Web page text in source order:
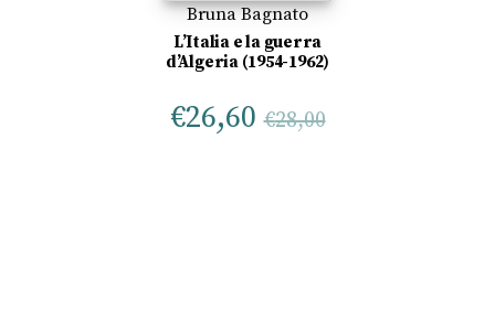
Bruna Bagnato
L’Italia e la guerra
d’Algeria (1954-1962)
€26,60 €28,00